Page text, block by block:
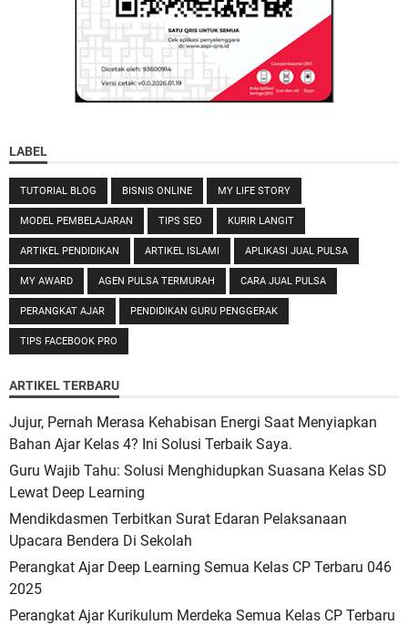
LABEL
TUTORIAL BLOG BISNIS ONLINE MY LIFE STORY
MODEL PEMBELAJARAN TIPS SEO KURIR LANGIT
ARTIKEL PENDIDIKAN ARTIKEL ISLAMI APLIKASI JUAL PULSA
MY AWARD AGEN PULSA TERMURAH CARA JUAL PULSA
PERANGKAT AJAR PENDIDIKAN GURU PENGGERAK
TIPS FACEBOOK PRO
ARTIKEL TERBARU
Jujur, Pernah Merasa Kehabisan Energi Saat Menyiapkan
Bahan Ajar Kelas 4? Ini Solusi Terbaik Saya.
Guru Wajib Tahu: Solusi Menghidupkan Suasana Kelas SD
Lewat Deep Learning
Mendikdasmen Terbitkan Surat Edaran Pelaksanaan
Upacara Bendera Di Sekolah
Perangkat Ajar Deep Learning Semua Kelas CP Terbaru 046
2025
Perangkat Ajar Kurikulum Merdeka Semua Kelas CP Terbaru